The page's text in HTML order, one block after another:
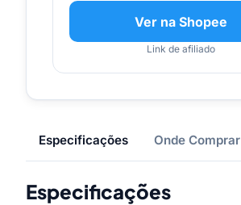
Ver na Shopee
Link de afiliado
Especificações Onde Comprar
Especificações